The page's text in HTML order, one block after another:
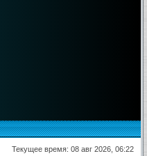
Текущее время: 08 авг 2026, 06:22